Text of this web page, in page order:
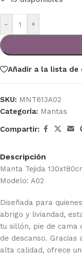
- +
Añadir a la lista de
SKU: MNT613A02
Categoría: Mantas
Compartir:
Descripción
Manta Tejida
Modelo: A02
Diseñada para
abrigo y liviandad,
tu sillón, pie de cama
de descanso. Gracias
alta calidad, ofrece